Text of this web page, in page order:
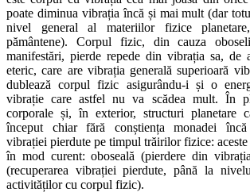
poate diminua vibrația încă și mai mult (dar
nivel general al materiilor fizice
pământene). Corpul fizic, din cauza
manifestări, pierde repede din vibrația sa, de
eteric, care are vibrația generală superioară
dublează corpul fizic asigurându-i și o
vibrație care astfel nu va scădea mult. În
corporale și, în exterior, structuri planetare
început chiar fără conștiența monadei încă
vibrației pierdute pe timpul trăirilor fizice:
în mod curent: oboseală (pierdere din
(recuperarea vibrației pierdute, până la
activităților cu corpul fizic).